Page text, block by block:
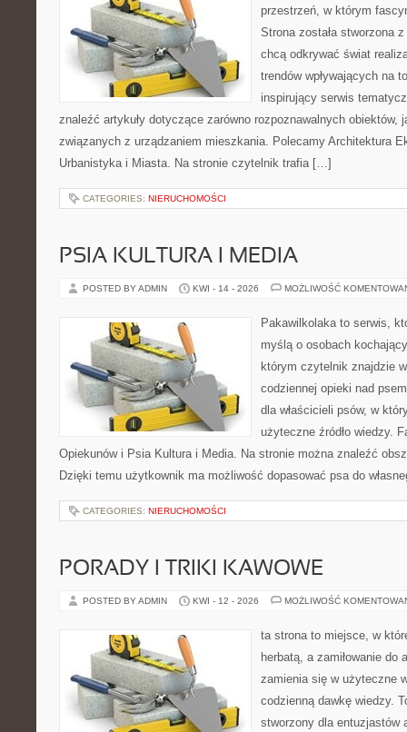
przestrzeń, w którym
Strona została stworzona
chcą odkrywać świat
trendów wpływających na
inspirujący serwis
znaleźć artykuły dotyczące zarówno rozpoznawalnych obiektów,
związanych z urządzaniem mieszkania. Polecamy Architektura
Urbanistyka i Miasta. Na stronie czytelnik trafia […]
CATEGORIES: NIERUCHOMOŚCI
PSIA KULTURA I MEDIA
POSTED BY ADMIN KWI - 14 - 2026 MOŻLIWOŚĆ
Pakawilkolaka to serwis,
myślą o osobach
którym czytelnik znajdzie
codziennej opieki nad
dla właścicieli psów, w
użyteczne źródło wiedzy.
Opiekunów i Psia Kultura i Media. Na stronie można znaleźć
Dzięki temu użytkownik ma możliwość dopasować psa do
CATEGORIES: NIERUCHOMOŚCI
PORADY I TRIKI KAWOWE
POSTED BY ADMIN KWI - 12 - 2026 MOŻLIWOŚĆ
ta strona to miejsce, w
herbatą, a zamiłowanie do
zamienia się w użyteczne
codzienną dawkę wiedzy.
stworzony dla entuzjastów